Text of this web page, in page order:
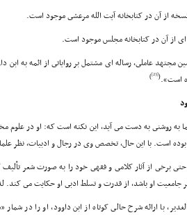
از آن در کتابخانه آیت الله مرعشى موجود است.
از آن در کتابخانه مجلس موجود است.
عاملى، رساله اى مشتمل بر روایاتى از ائمه به ابن
است».(
[23]
)
علما به روشنى به دست مى آید، این نکته است که: او در
بوده است. با این حال، تخصص وى در رجال و ادبیات، نظر
برخى از آثار کلامى و فقهى خود را به صورت شعر
جامعیت او باشد، از قدرت و تسلط ادبى او حکایت مى کند.
با ارائه شرح حالى کوتاه از ابن داوود، او را در